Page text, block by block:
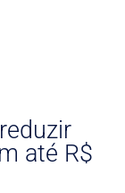
até R$